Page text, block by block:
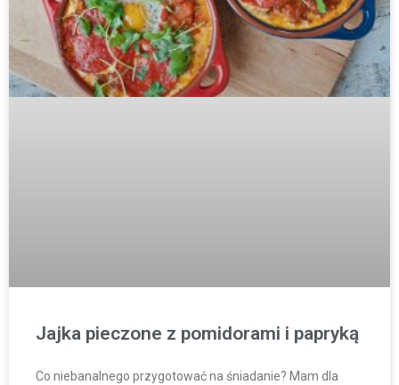
Jajka pieczone z pomidorami i papryką
Co niebanalnego przygotować na śniadanie? Mam dla